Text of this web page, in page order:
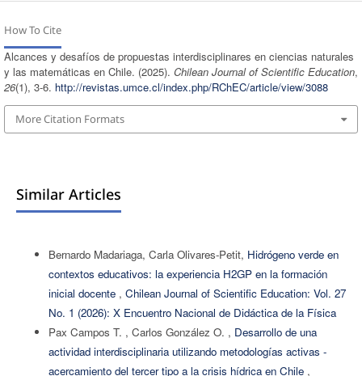
How To Cite
Alcances y desafíos de propuestas interdisciplinares en ciencias naturales
y las matemáticas en Chile. (2025). Chilean Journal of Scientific Education,
26(1), 3-6. http://revistas.umce.cl/index.php/RChEC/article/view/3088
More Citation Formats
Similar Articles
Bernardo Madariaga, Carla Olivares-Petit, Hidrógeno verde en
contextos educativos: la experiencia H2GP en la formación
inicial docente , Chilean Journal of Scientific Education: Vol. 27
No. 1 (2026): X Encuentro Nacional de Didáctica de la Física
Pax Campos T. , Carlos González O. , Desarrollo de una
actividad interdisciplinaria utilizando metodologías activas -
acercamiento del tercer tipo a la crisis hídrica en Chile ,